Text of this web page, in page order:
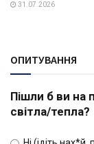
31.07.2026
ОПИТУВАННЯ
Пішли б ви на
світла/тепла?